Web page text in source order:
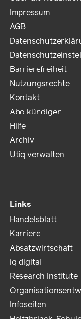
Impressum
AGB
Barrierefreiheit
Nutzungsrechte
Kontakt
Abo kündigen
Hilfe
Archiv
Utiq verwalten
Links
Handelsblatt
Karriere
Absatzwirtschaft
iq digital
Research Institute
Infoseiten